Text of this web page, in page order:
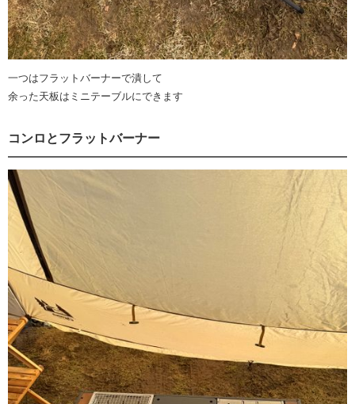
一つはフラットバーナーで潰して
余った天板はミニテーブルにできます
コンロとフラットバーナー